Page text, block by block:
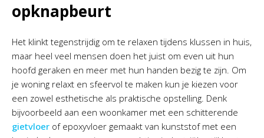
opknapbeurt
Het klinkt tegenstrijdig om te relaxen tijdens klussen in huis,
maar heel veel mensen doen het juist om even uit hun
hoofd geraken en meer met hun handen bezig te zijn. Om
je woning relaxt en sfeervol te maken kun je kiezen voor
een zowel esthetische als praktische opstelling. Denk
bijvoorbeeld aan een woonkamer met een schitterende
gietvloer of epoxyvloer gemaakt van kunststof met een